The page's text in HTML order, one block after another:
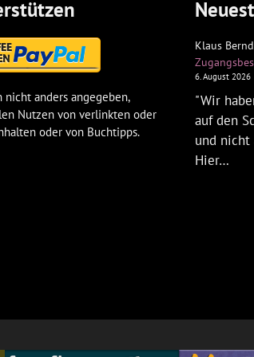
nicht anders angegeben,
Nutzen von verlinkten oder
oder von Buchtipps.
Klaus Bernd
6. August 2026
"Wir
auf den
und nicht
Hier…